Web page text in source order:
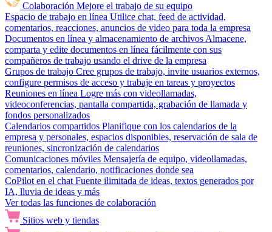
Colaboración Mejore el trabajo de su equipo
Espacio de trabajo en línea Utilice chat, feed de actividad,
comentarios, reacciones, anuncios de video para toda la empresa
Documentos en línea y almacenamiento de archivos Almacene,
comparta y edite documentos en línea fácilmente con sus
compañeros de trabajo usando el drive de la empresa
Grupos de trabajo Cree grupos de trabajo, invite usuarios externos,
configure permisos de acceso y trabaje en tareas y proyectos
Reuniones en línea Logre más con videollamadas,
videoconferencias, pantalla compartida, grabación de llamada y
fondos personalizados
Calendarios compartidos Planifique con los calendarios de la
empresa y personales, espacios disponibles, reservación de sala de
reuniones, sincronización de calendarios
Comunicaciones móviles Mensajería de equipo, videollamadas,
comentarios, calendario, notificaciones donde sea
CoPilot en el chat Fuente ilimitada de ideas, textos generados por
IA, lluvia de ideas y más
Ver todas las funciones de colaboración
Sitios web y tiendas